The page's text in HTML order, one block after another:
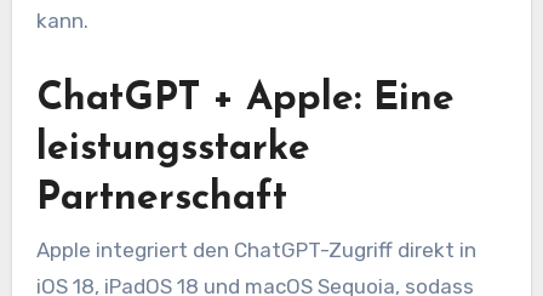
kann.
ChatGPT + Apple: Eine
leistungsstarke
Partnerschaft
Apple integriert den ChatGPT-Zugriff direkt in
iOS 18, iPadOS 18 und macOS Sequoia, sodass